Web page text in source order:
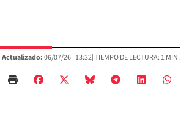
Actualizado:06/07/26 | 13:32| TIEMPO DE LECTURA: 1 MIN.